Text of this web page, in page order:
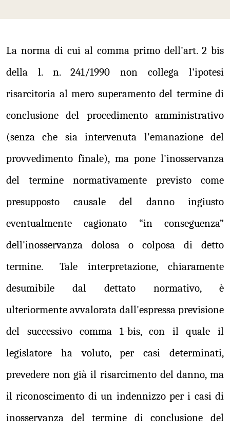
La norma di cui al comma primo dell'art. 2 bis
della l. n. 241/1990 non collega l'ipotesi
risarcitoria al mero superamento del termine di
conclusione del procedimento amministrativo
(senza che sia intervenuta l'emanazione del
provvedimento finale), ma pone l'inosservanza
del termine normativamente previsto come
presupposto causale del danno ingiusto
eventualmente cagionato “in conseguenza”
dell'inosservanza dolosa o colposa di detto
termine. Tale interpretazione, chiaramente
desumibile dal dettato normativo, è
ulteriormente avvalorata dall'espressa previsione
del successivo comma 1-bis, con il quale il
legislatore ha voluto, per casi determinati,
prevedere non già il risarcimento del danno, ma
il riconoscimento di un indennizzo per i casi di
inosservanza del termine di conclusione del